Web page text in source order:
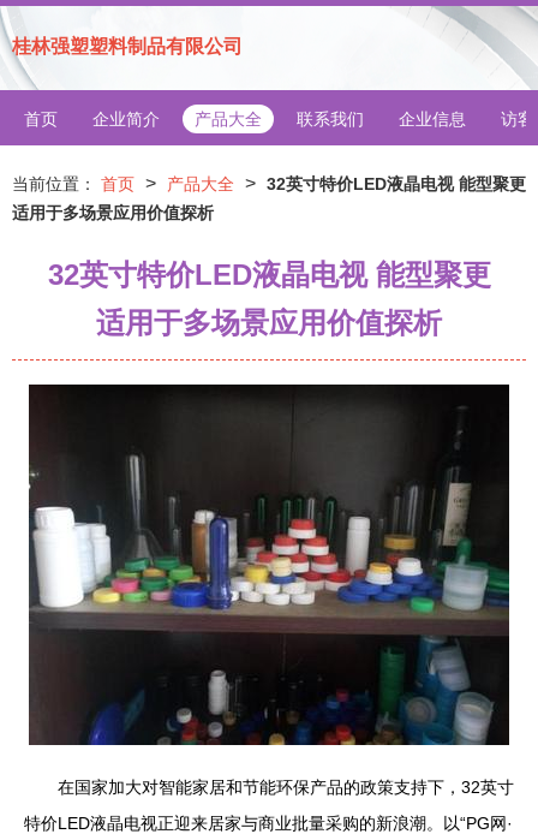
桂林强塑塑料制品有限公司
首页 企业简介 产品大全 联系我们 企业信息 访客
当前位置： 首页 > 产品大全 > 32英寸特价LED液晶电视 能型聚更
适用于多场景应用价值探析
32英寸特价LED液晶电视 能型聚更
适用于多场景应用价值探析
在国家加大对智能家居和节能环保产品的政策支持下，32英寸
特价LED液晶电视正迎来居家与商业批量采购的新浪潮。以“PG网·